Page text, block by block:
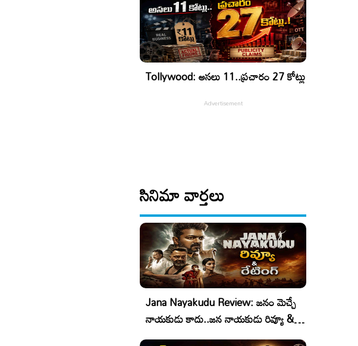
Tollywood: అసలు 11..ప్రచారం 27 కోట్లు
సినిమా వార్తలు
Jana Nayakudu Review: జనం మెచ్చే
నాయకుడు కాదు..జన నాయకుడు రివ్యూ &
రేటింగ్!